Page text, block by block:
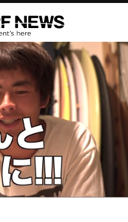
協定を締結 自治体との
を軸に地域活性化へ
ビュー】旧友レオ、ジャ
セッション
幕戦・現地リポート（高